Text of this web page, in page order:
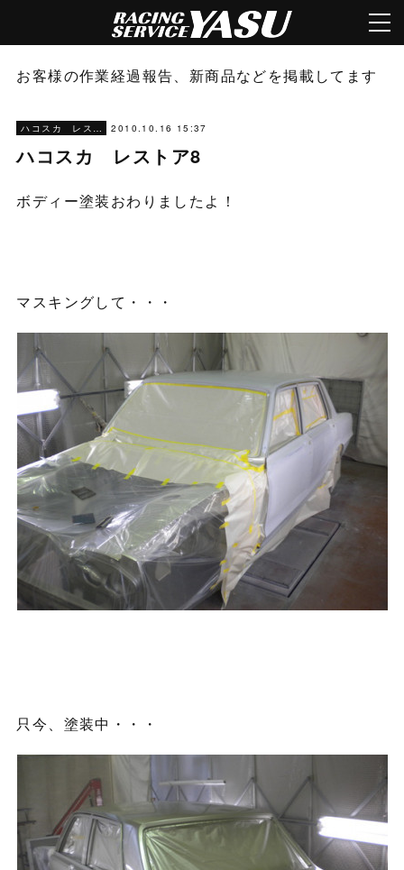
お客様の作業経過報告、新商品などを掲載してます
ハコスカ レストア 2010.10.16 15:37
ハコスカ レストア8
ボディー塗装おわりましたよ！
マスキングして・・・
只今、塗装中・・・